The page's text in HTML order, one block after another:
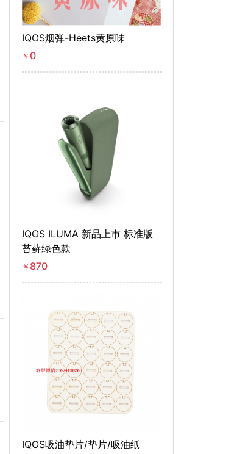
IQOS烟弹-Heets黄原味
￥ 0
IQOS ILUMA 新品上市 标准版
苔藓绿色款
￥ 870
IQOS吸油垫片/垫片/吸油纸